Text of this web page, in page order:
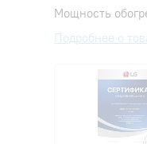
Мощность
Подробнее о